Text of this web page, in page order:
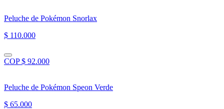
Peluche de Pokémon Snorlax
$ 110.000
COP $ 92.000
Peluche de Pokémon Speon Verde
$ 65.000